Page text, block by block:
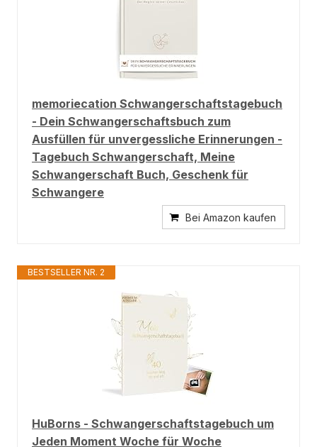
memoriecation Schwangerschaftstagebuch
- Dein Schwangerschaftsbuch zum
Ausfüllen für unvergessliche Erinnerungen -
Tagebuch Schwangerschaft, Meine
Schwangerschaft Buch, Geschenk für
Schwangere
Bei Amazon kaufen
BESTSELLER NR. 2
HuBorns - Schwangerschaftstagebuch um
Jeden Moment Woche für Woche